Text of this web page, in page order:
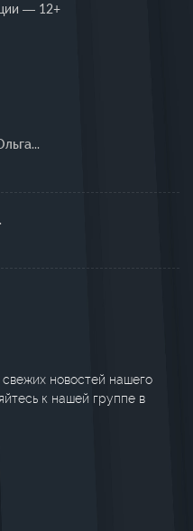
— 12+
новостей нашего
к нашей группе в